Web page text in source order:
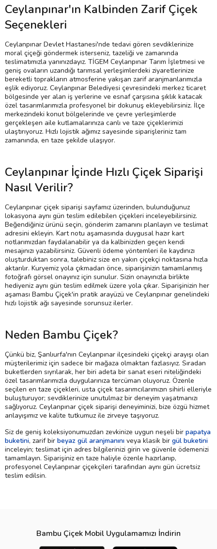
Ceylanpınar'ın Kalbinden Zarif Çiçek
Seçenekleri
Ceylanpınar Devlet Hastanesi'nde tedavi gören sevdiklerinize
moral çiçeği göndermek isterseniz, tazeliği ve zamanında
teslimatımızla yanınızdayız. TİGEM Ceylanpınar Tarım İşletmesi ve
geniş ovaların uzandığı tarımsal yerleşimlerdeki ziyaretlerinize
bereketli toprakların atmosferine yakışan zarif aranjmanlarımızla
eşlik ediyoruz. Ceylanpınar Belediyesi çevresindeki merkez ticaret
bölgesinde yer alan iş yerlerine ve esnaf çarşısına şıklık katacak
özel tasarımlarımızla profesyonel bir dokunuş ekleyebilirsiniz. İlçe
merkezindeki konut bölgelerinde ve çevre yerleşimlerde
gerçekleşen aile kutlamalarınıza canlı ve taze çiçeklerimizi
ulaştırıyoruz. Hızlı lojistik ağımız sayesinde siparişleriniz tam
zamanında, en taze şekilde ulaşıyor.
Ceylanpınar İçinde Hızlı Çiçek Siparişi
Nasıl Verilir?
Ceylanpınar çiçek siparişi sayfamız üzerinden, bulunduğunuz
lokasyona aynı gün teslim edilebilen çiçekleri inceleyebilirsiniz.
Beğendiğiniz ürünü seçin, gönderim zamanını planlayın ve teslimat
adresini ekleyin. Kart notu aşamasında duygusal hazır kart
notlarımızdan faydalanabilir ya da kalbinizden geçen kendi
mesajınızı yazabilirsiniz. Güvenli ödeme yöntemleri ile kaydınızı
oluşturduktan sonra, talebiniz size en yakın çiçekçi noktasına hızla
aktarılır. Kuryemiz yola çıkmadan önce, siparişinizin tamamlanmış
fotoğrafı görsel onayınız için sunulur. Sizin onayınızla birlikte
hediyeniz aynı gün teslim edilmek üzere yola çıkar. Siparişinizin her
aşaması Bambu Çiçek'in pratik arayüzü ve Ceylanpınar genelindeki
hızlı lojistik ağı sayesinde sorunsuz ilerler.
Neden Bambu Çiçek?
Çünkü biz, Şanlıurfa'nın Ceylanpınar ilçesindeki çiçekçi arayışı olan
müşterilerimiz için sadece bir mağaza olmaktan fazlasıyız. Sıradan
buketlerden sıyrılarak, her biri adeta bir sanat eseri niteliğindeki
özel tasarımlarımızla duygularınıza tercüman oluyoruz. Özenle
seçilen en taze çiçekleri, usta çiçek tasarımcılarımızın sihirli elleriyle
buluşturuyor; sevdiklerinize unutulmaz bir deneyim yaşatmanızı
sağlıyoruz. Ceylanpınar çiçek siparişi deneyiminizi, bize özgü hizmet
anlayışımız ve kalite tutkumuz ile zirveye taşıyoruz.
Siz de geniş koleksiyonumuzdan zevkinize uygun neşeli bir papatya
buketini, zarif bir beyaz gül aranjmanını veya klasik bir gül buketini
inceleyin; teslimat için adres bilgilerinizi girin ve güvenle ödemenizi
tamamlayın. Siparişiniz en taze haliyle özenle hazırlanıp,
profesyonel Ceylanpınar çiçekçileri tarafından aynı gün ücretsiz
teslim edilsin.
Bambu Çiçek Mobil Uygulamamızı İndirin